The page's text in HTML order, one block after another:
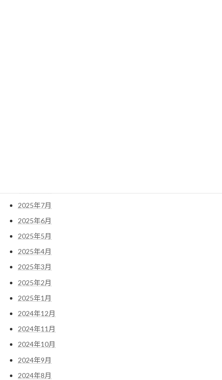
2025年7月
2025年6月
2025年5月
2025年4月
2025年3月
2025年2月
2025年1月
2024年12月
2024年11月
2024年10月
2024年9月
2024年8月